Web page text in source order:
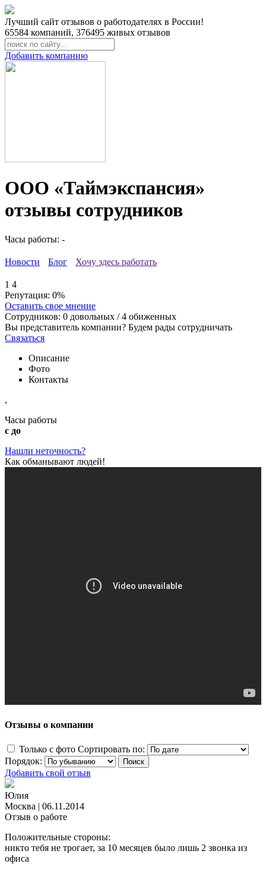
Лучший сайт отзывов о работодателях в России!
65584 компаний, 376495 живых отзывов
Добавить компанию
ООО «Таймэкспансия»
отзывы сотрудников
Часы работы: -
Новости Блог Хочу здесь работать
1 4
Репутация: 0%
Оставить свое мнение
Сотрудников: 0 довольных /4 обиженных
Вы представитель компании? Будем рады сотрудничать
Связаться
Описание
Фото
Контакты
,
Часы работы
с до
Нашли неточность?
Как обманывают людей!
Отзывы о компании
Только с фото Сортировать по:
Порядок:
Добавить свой отзыв
Юлия
Москва | 06.11.2014
Отзыв о работе
Положительные стороны:
никто тебя не трогает, за 10 месяцев было лишь 2 звонка из
офиса